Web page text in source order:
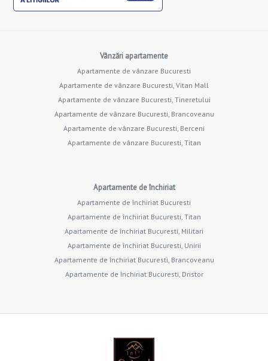
Vânzări apartamente
Apartamente de vânzare Bucuresti
Apartamente de vânzare Bucuresti, Vitan Mall
Apartamente de vânzare Bucuresti, Tineretului
Apartamente de vânzare Bucuresti, Brancoveanu
Apartamente de vânzare Bucuresti, Berceni
Apartamente de vânzare Bucuresti, Titan
Apartamente de închiriat
Apartamente de închiriat Bucuresti
Apartamente de închiriat Bucuresti, Titan
Apartamente de închiriat Bucuresti, Militari
Apartamente de închiriat Bucuresti, Unirii
Apartamente de închiriat Bucuresti, Brancoveanu
Apartamente de închiriat Bucuresti, Dristor